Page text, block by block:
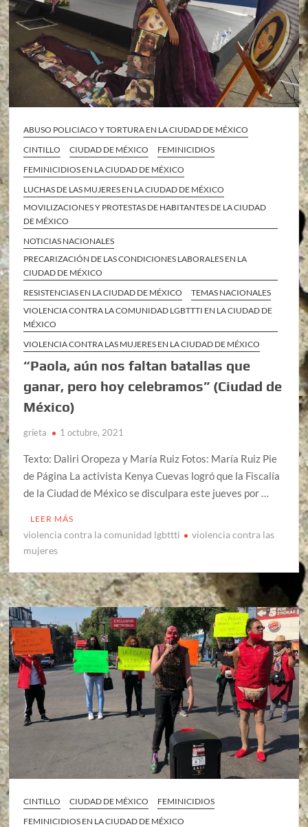
ABUSO POLICIACO Y TORTURA EN LA CIUDAD DE MÉXICO
CINTILLO
CIUDAD DE MÉXICO
FEMINICIDIOS
FEMINICIDIOS EN LA CIUDAD DE MÉXICO
LUCHAS DE LAS MUJERES EN LA CIUDAD DE MÉXICO
MOVILIZACIONES Y PROTESTAS DE HABITANTES DE LA CIUDAD
DE MÉXICO
NOTICIAS NACIONALES
PRECARIZACIÓN DE LAS CONDICIONES LABORALES EN LA
CIUDAD DE MÉXICO
RESISTENCIAS EN LA CIUDAD DE MÉXICO
TEMAS NACIONALES
VIOLENCIA CONTRA LA COMUNIDAD LGBTTTI EN LA CIUDAD DE
MÉXICO
VIOLENCIA CONTRA LAS MUJERES EN LA CIUDAD DE MÉXICO
“Paola, aún nos faltan batallas que
ganar, pero hoy celebramos” (Ciudad de
México)
grieta 1 octubre, 2021
Texto: Daliri Oropeza y María Ruiz Fotos: María Ruiz Pie
de Página La activista Kenya Cuevas logró que la Fiscalía
de la Ciudad de México se disculpara este jueves por …
LEER MÁS
violencia contra la comunidad lgbttti
violencia contra las
mujeres
CINTILLO CIUDAD DE MÉXICO
FEMINICIDIOS
FEMINICIDIOS EN LA CIUDAD DE MÉXICO